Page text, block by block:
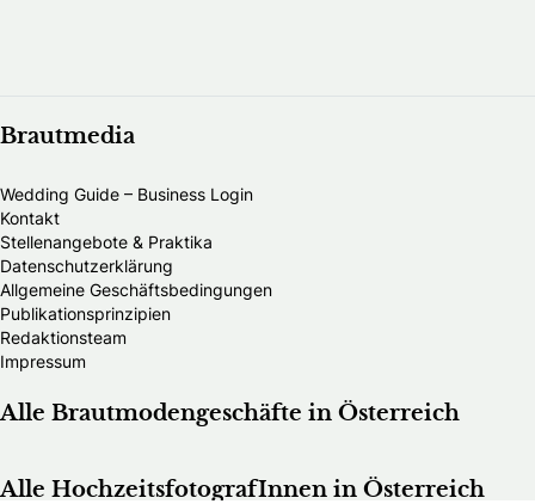
Brautmedia
Wedding Guide – Business Login
Kontakt
Stellenangebote & Praktika
Datenschutzerklärung
Allgemeine Geschäftsbedingungen
Publikationsprinzipien
Redaktionsteam
Impressum
Alle Brautmodengeschäfte in Österreich
Alle HochzeitsfotografInnen in Österreich